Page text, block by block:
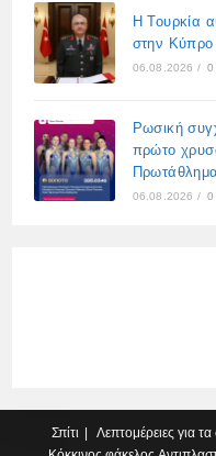
Η Τουρκία
στην
06.08.2026 / 0
Ρωσική
πρώτο
06.08.2026 / 0
Σπίτι Λεπτομέρειες για